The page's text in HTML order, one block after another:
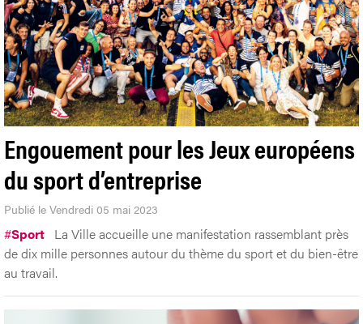
Engouement pour les Jeux européens
du sport d’entreprise
Publié le Vendredi 05 mai 2023
#Sport La Ville accueille une manifestation rassemblant près
de dix mille personnes autour du thème du sport et du bien-être
au travail.